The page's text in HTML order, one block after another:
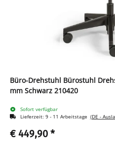
Büro-Drehstuhl Bürostuhl
mm Schwarz 210420
Sofort verfügbar
Lieferzeit: 9 - 11 Arbeitstage (DE -
€ 449,90 *